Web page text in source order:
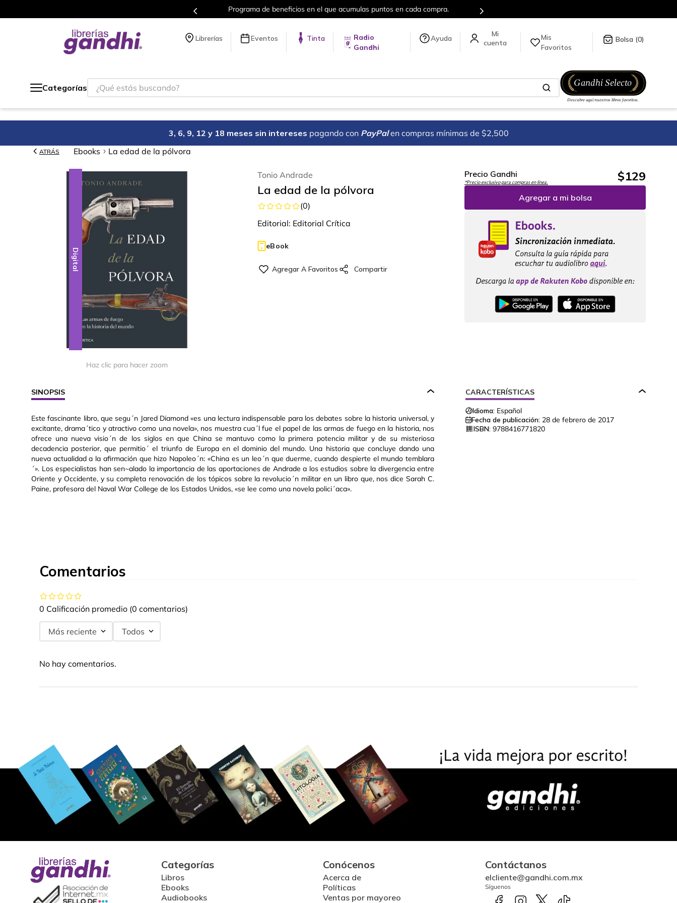
Programa de beneficios en el que acumulas puntos en cada compra. Más de 5 millones de títulos en nuestra tienda en línea.
Librerías Eventos Tinta
Radio
Gandhi
Ayuda
Mis
Favoritos
0
Categorías
¿Qué estás buscando?
3, 6, 9, 12 y 18 meses sin intereses pagando con PayPal en compras mínimas de $2,500
ATRÁS Ebooks La edad de la pólvora
Digital
Haz clic para hacer zoom
Tonio Andrade
La edad de la pólvora
(0)
Editorial: Editorial Crítica
eBook
Precio Gandhi
*Precio exclusivo para compras en línea. $129
Agregar a mi bolsa
SINOPSIS
Este fascinante libro, que segu´n Jared Diamond «es una lectura indispensable para los debates sobre la historia universal, y
excitante, drama´tico y atractivo como una novela», nos muestra cua´l fue el papel de las armas de fuego en la historia, nos
ofrece una nueva visio´n de los siglos en que China se mantuvo como la primera potencia militar y de su misteriosa
decadencia posterior, que permitio´ el triunfo de Europa en el dominio del mundo. Una historia que concluye dando una
nueva actualidad a la afirmación que hizo Napoleo´n: «China es un leo´n que duerme, cuando despierte el mundo temblara
´». Los especialistas han sen~alado la importancia de las aportaciones de Andrade a los estudios sobre la divergencia entre
Oriente y Occidente, y su completa renovación de los tópicos sobre la revolucio´n militar en un libro que, nos dice Sarah C.
Paine, profesora del Naval War College de los Estados Unidos, «se lee como una novela polici´aca».
CARACTERÍSTICAS
Idioma: Español
Fecha de publicación: 28 de febrero de 2017
ISBN: 9788416771820
Comentarios
0 Calificación promedio (0 comentarios)
Más reciente Todos
No hay comentarios.
Categorías
Libros
Ebooks
Audiobooks
Conócenos
Acerca de
Políticas
Ventas por mayoreo
Contáctanos
elcliente@gandhi.com.mx
Síguenos